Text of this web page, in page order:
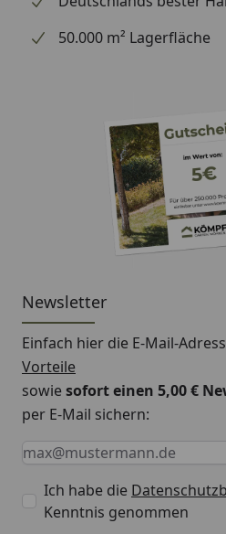
50.000 m² Lagerfläche
Newsletter
Einfach hier die E-Mail-
Vorteile
sowiesofort einen 5,00 €
per E-Mail sichern:
Keine Eingabe erforderlich
Eingabe erforderlich
E-Mail *
Ich habe die
Kenntnis genommen